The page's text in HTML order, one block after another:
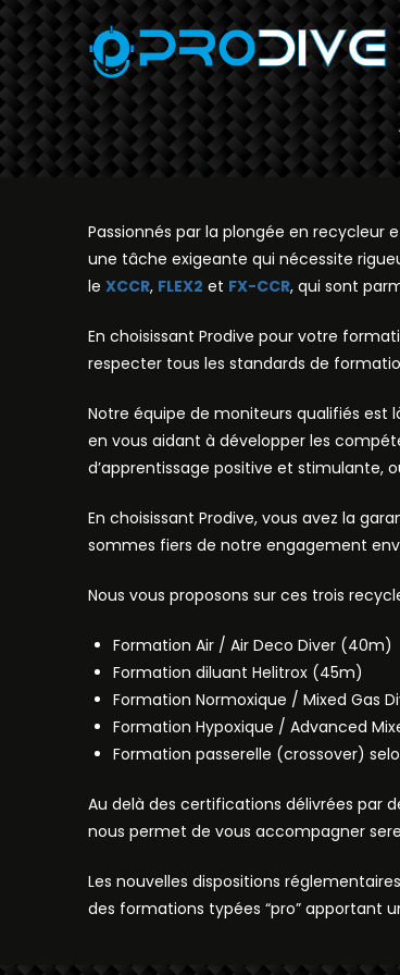
Passionnés par la plongée en recycleur
une tâche exigeante qui nécessite
le XCCR, FLEX2 et FX-CCR, qui sont
En choisissant Prodive pour votre
respecter tous les standards de
Notre équipe de moniteurs qualifiés est
en vous aidant à développer les
d’apprentissage positive et stimulante,
En choisissant Prodive, vous avez la
sommes fiers de notre engagement
Nous vous proposons sur ces trois
Formation Air / Air Deco Diver (40m)
Formation diluant Helitrox (45m)
Formation Normoxique / Mixed Gas
Formation Hypoxique / Advanced
Formation passerelle (crossover)
Au delà des certifications délivrées par
nous permet de vous accompagner
Les nouvelles dispositions
des formations typées “pro” apportant